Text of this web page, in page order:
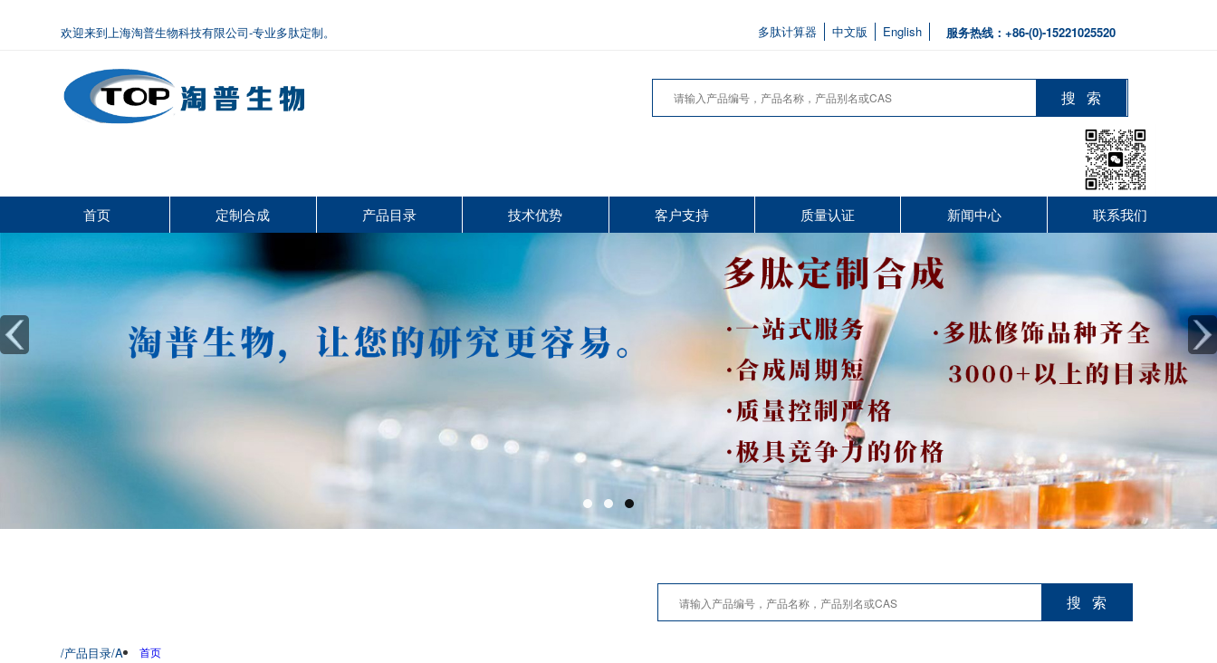
欢迎来到上海淘普生物科技有限公司-专业多肽定制。 多肽计算器 中文版 English 服务热线：+86-(0)-15221025520
首页 定制合成 产品目录 技术优势 客户支持 质量认证 新闻中心 联系我们
首页
/产品目录/A